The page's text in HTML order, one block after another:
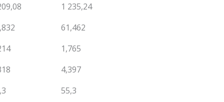
1 235,24
61,462
1,765
4,397
55,3